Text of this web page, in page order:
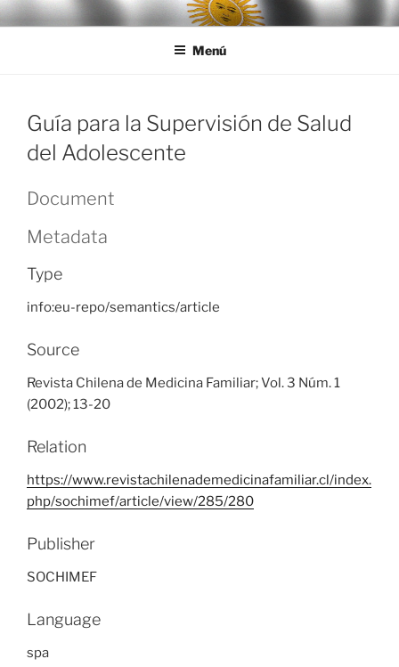
Ir
al
LEGISALUD
Menú
Guía para la Supervisión de Salud
del Adolescente
Document
Metadata
Type
info:eu-repo/semantics/article
Source
Revista Chilena de Medicina Familiar; Vol. 3 Núm. 1
(2002); 13-20
Relation
https://www.revistachilenademedicinafamiliar.cl/index.
php/sochimef/article/view/285/280
Publisher
SOCHIMEF
Language
spa